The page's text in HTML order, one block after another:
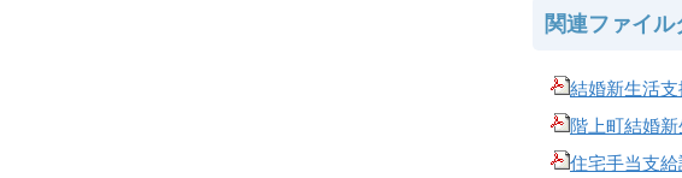
関連ファイ
結婚新生活
階上町結婚
住宅手当支